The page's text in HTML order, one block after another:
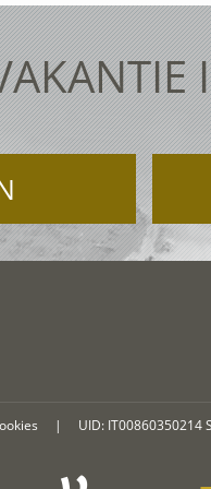
| UID: IT00860350214